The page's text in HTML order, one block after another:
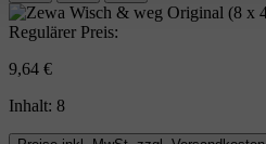
Regulärer Preis:
9,64 €
Inhalt: 8